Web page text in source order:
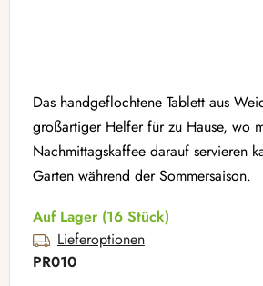
Das handgeflochtene Tablett aus
großartiger Helfer für zu Hause, wo
Nachmittagskaffee darauf servieren
Garten während der Sommersaison.
Auf Lager (16 Stück)
Lieferoptionen
PR010